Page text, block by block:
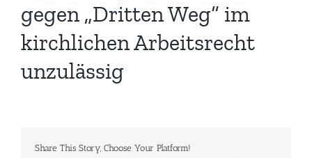
gegen „Dritten Weg“ im
kirchlichen Arbeitsrecht
unzulässig
Share This Story, Choose Your Platform!